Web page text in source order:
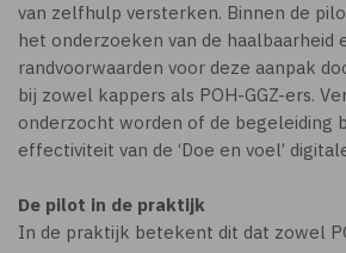
van zelfhulp versterken. Binnen de
het onderzoeken van de haalbaarheid
randvoorwaarden voor deze aanpak
bij zowel kappers als POH-GGZ-ers.
onderzocht worden of de begeleiding
effectiviteit van de ‘Doe en voel’
De pilot in de praktijk
In de praktijk betekent dit dat zowel